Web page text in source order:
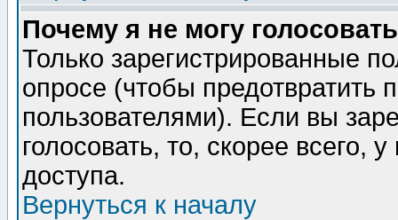
Почему я не могу
Только зарегистрированные
опросе (чтобы предотвратить
пользователями). Если вы
голосовать, то, скорее всего,
доступа.
Вернуться к началу